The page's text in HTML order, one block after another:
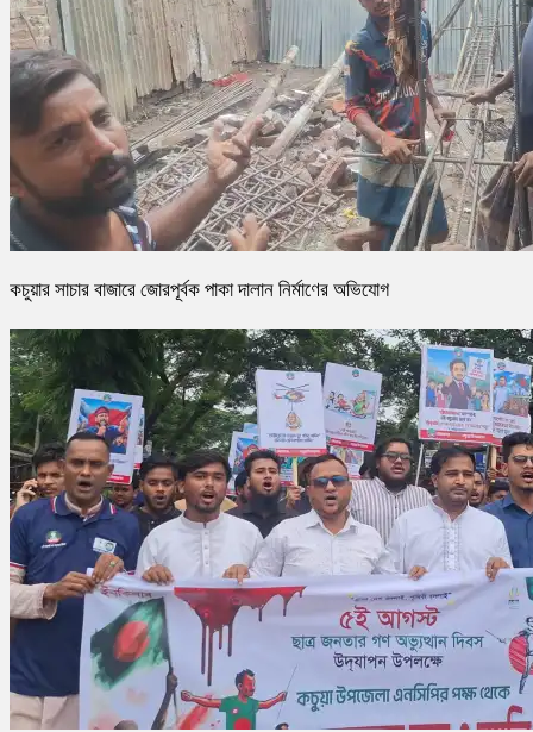
কচুয়ার সাচার বাজারে জোরপূর্বক পাকা দালান নির্মাণের অভিযোগ